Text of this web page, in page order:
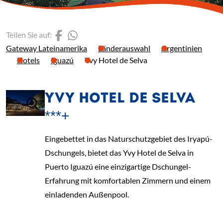
Gateway Lateinamerika Länderauswahl
Argentinien
Hotels
Iguazú Yvy Hotel de Selva
Teilen Sie auf: (Link öffnet einen neuen
YVY HOTEL DE SELVA
***+
Eingebettet in das Naturschutzgebiet des Iryapú-
Dschungels, bietet das Yvy Hotel de Selva in
Puerto Iguazú eine einzigartige Dschungel-
Erfahrung mit komfortablen Zimmern und einem
einladenden Außenpool.